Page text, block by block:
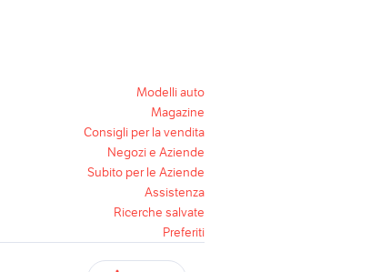
Modelli auto
Magazine
Consigli per la vendita
Negozi e Aziende
Subito per le Aziende
Assistenza
Ricerche salvate
Preferiti